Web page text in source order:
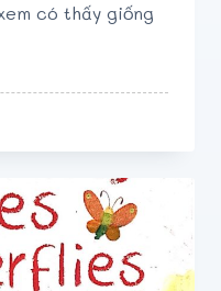
có thấy giống